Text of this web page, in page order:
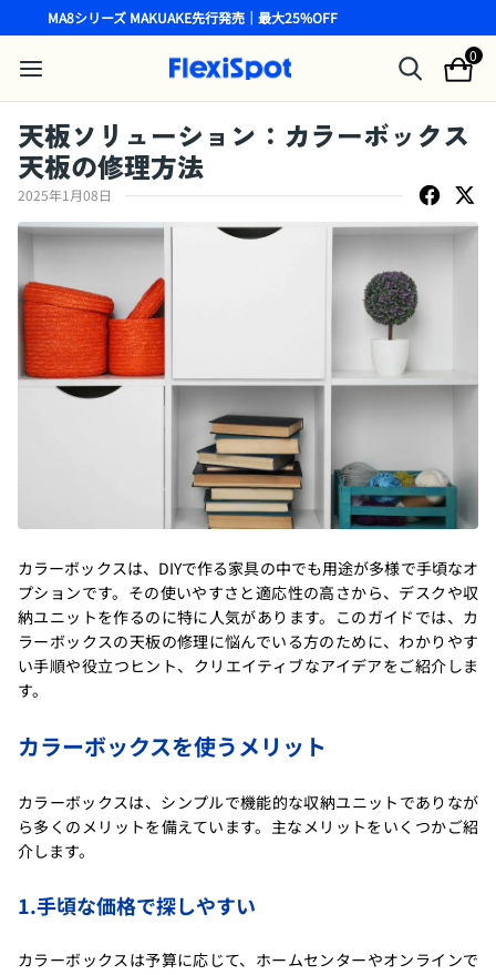
MA8シリーズ MAKUAKE先行発売｜最大25%OFF
0
天板ソリューション：カラーボックス
天板の修理方法
2025年1月08日
カラーボックスは、DIYで作る家具の中でも用途が多様で手頃なオ
プションです。その使いやすさと適応性の高さから、デスクや収
納ユニットを作るのに特に人気があります。このガイドでは、カ
ラーボックスの天板の修理に悩んでいる方のために、わかりやす
い手順や役立つヒント、クリエイティブなアイデアをご紹介しま
す。
カラーボックスを使うメリット
カラーボックスは、シンプルで機能的な収納ユニットでありなが
ら多くのメリットを備えています。主なメリットをいくつかご紹
介します。
1.手頃な価格で探しやすい
カラーボックスは予算に応じて、ホームセンターやオンラインで